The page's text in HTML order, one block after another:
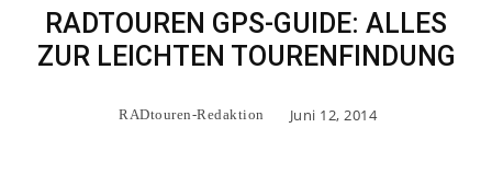
RADTOUREN GPS-GUIDE: ALLES
ZUR LEICHTEN TOURENFINDUNG
RADtouren-Redaktion Juni 12, 2014